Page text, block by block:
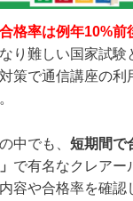
合格率は例年10%前
り難しい国家試験
策で通信講座の利
中でも、 短期間で
で有名なクレアー
容や合格率を確認